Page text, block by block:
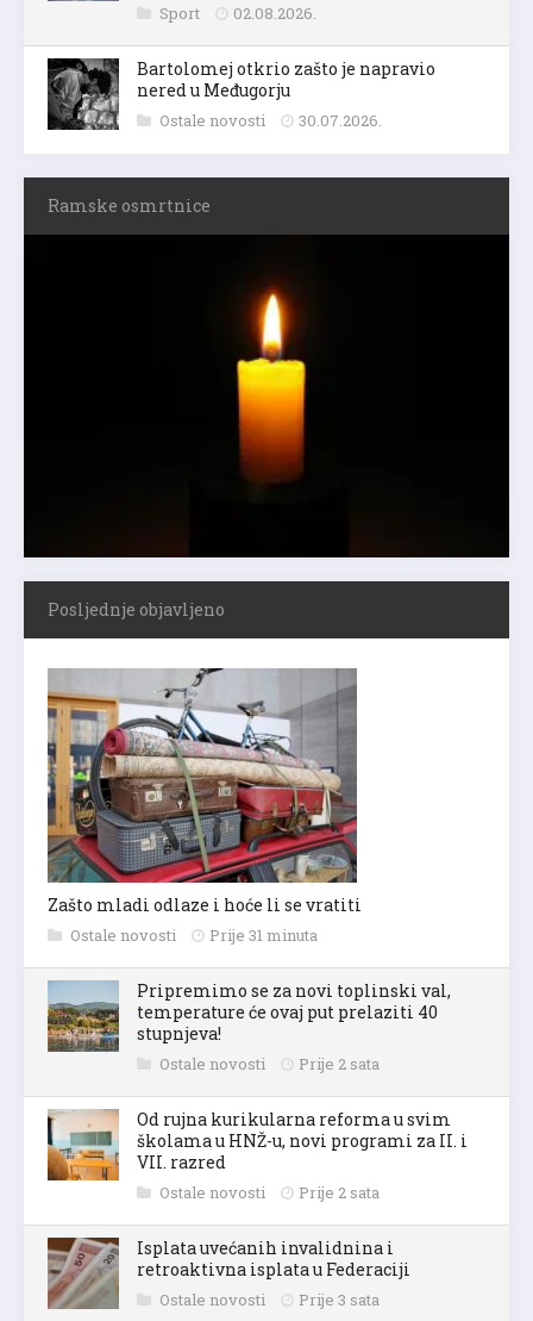
Sport 02.08.2026.
Bartolomej otkrio zašto je napravio
nered u Međugorju
Ostale novosti 30.07.2026.
Ramske osmrtnice
Posljednje objavljeno
Zašto mladi odlaze i hoće li se vratiti
Ostale novosti Prije 31 minuta
Pripremimo se za novi toplinski val,
temperature će ovaj put prelaziti 40
stupnjeva!
Ostale novosti Prije 2 sata
Od rujna kurikularna reforma u svim
školama u HNŽ-u, novi programi za II. i
VII. razred
Ostale novosti Prije 2 sata
Isplata uvećanih invalidnina i
retroaktivna isplata u Federaciji
Ostale novosti Prije 3 sata